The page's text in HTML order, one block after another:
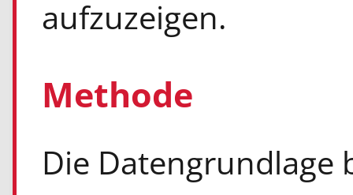
aufzuzeigen.
Methode
Die Datengrundlage